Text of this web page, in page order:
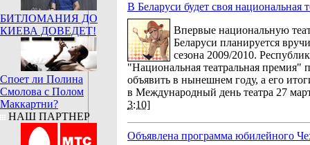
БИТЛОМАНИЯ ДО
КИЕВА ДОВЕДЕТ!
Споет ли Полина
Смолова с Полом
Маккартни?
НАШ ПАРТНЕР
В Беларуси будет своя национальная
Впервые национальную
Беларуси планируется
сезона 2009/2010.
"Национальная театральная премия"
объявить в нынешнем году, а его
в Международный день театра 27
3:10]
Объявлена программа юбилейного